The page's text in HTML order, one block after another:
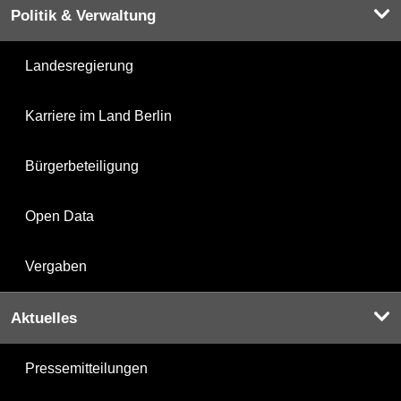
Politik & Verwaltung
Landesregierung
Karriere im Land Berlin
Bürgerbeteiligung
Open Data
Vergaben
Aktuelles
Pressemitteilungen